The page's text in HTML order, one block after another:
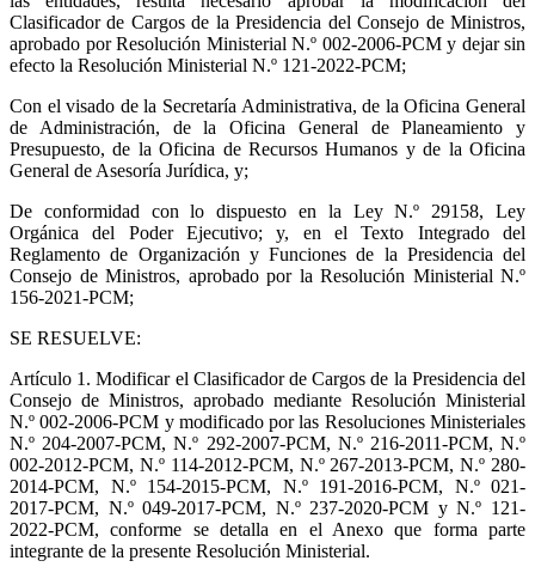
Clasificador de Cargos de la Presidencia del Consejo de Ministros,
aprobado por Resolución Ministerial N.º 002-2006-PCM y dejar sin
efecto la Resolución Ministerial N.º 121-2022-PCM;
Con el visado de la Secretaría Administrativa, de la Oficina General
de Administración, de la Oficina General de Planeamiento y
Presupuesto, de la Oficina de Recursos Humanos y de la Oficina
General de Asesoría Jurídica, y;
De conformidad con lo dispuesto en la Ley N.º 29158, Ley
Orgánica del Poder Ejecutivo; y, en el Texto Integrado del
Reglamento de Organización y Funciones de la Presidencia del
Consejo de Ministros, aprobado por la Resolución Ministerial N.º
156-2021-PCM;
SE RESUELVE:
Artículo 1. Modificar el Clasificador de Cargos de la Presidencia del
Consejo de Ministros, aprobado mediante Resolución Ministerial
N.º 002-2006-PCM y modificado por las Resoluciones Ministeriales
N.º 204-2007-PCM, N.º 292-2007-PCM, N.º 216-2011-PCM, N.º
002-2012-PCM, N.º 114-2012-PCM, N.º 267-2013-PCM, N.º 280-
2014-PCM, N.º 154-2015-PCM, N.º 191-2016-PCM, N.º 021-
2017-PCM, N.º 049-2017-PCM, N.º 237-2020-PCM y N.º 121-
2022-PCM, conforme se detalla en el Anexo que forma parte
integrante de la presente Resolución Ministerial.